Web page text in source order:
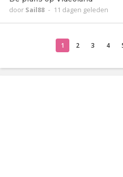
door Sail88 - 11 dagen geleden
1 2 3 4